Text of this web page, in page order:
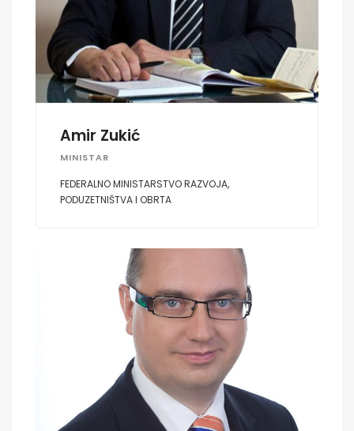
Amir Zukić
MINISTAR
FEDERALNO MINISTARSTVO RAZVOJA,
PODUZETNIŠTVA I OBRTA